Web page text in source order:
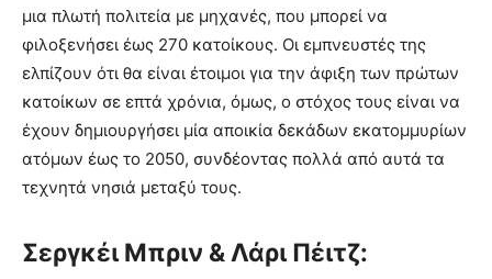
μια πλωτή πολιτεία με μηχανές, που μπορεί να
φιλοξενήσει έως 270 κατοίκους. Οι εμπνευστές της
ελπίζουν ότι θα είναι έτοιμοι για την άφιξη των πρώτων
κατοίκων σε επτά χρόνια, όμως, ο στόχος τους είναι να
έχουν δημιουργήσει μία αποικία δεκάδων εκατομμυρίων
ατόμων έως το 2050, συνδέοντας πολλά από αυτά τα
τεχνητά νησιά μεταξύ τους.
Σεργκέι Μπριν & Λάρι Πέιτζ: